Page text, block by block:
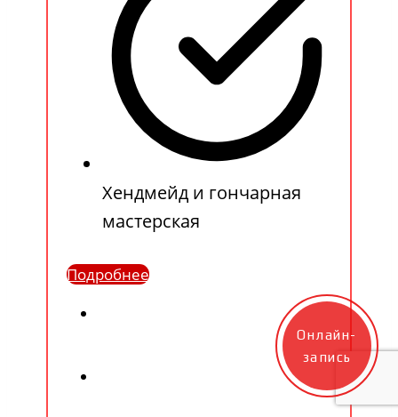
Хендмейд и гончарная
мастерская
Подробнее
Онлайн-
запись